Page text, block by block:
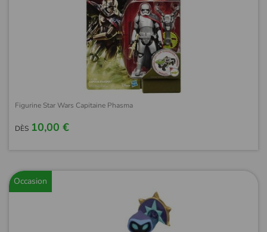
Figurine Star Wars Capitaine Phasma
DÈS 10,00 €
Occasion